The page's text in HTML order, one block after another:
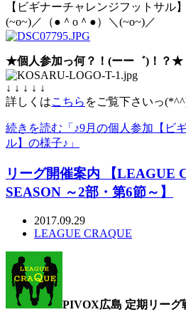
【ビギナーチャレンジフットサル
(~o~)／（●＾o＾●）＼(~o~)／
★個人参加っ何？！(ーー゛)！？★
↓ ↓ ↓ ↓ ↓
詳しくはこちら をご覧下さいっ
続きを読む「♪9月の個人参加【ビ
ル】の様子♪」
リーグ開催案内 【LEAGUE
SEASON ～2部・第6節～】
2017.09.29
LEAGUE CRAQUE
PIVOX広島 定期リーグ